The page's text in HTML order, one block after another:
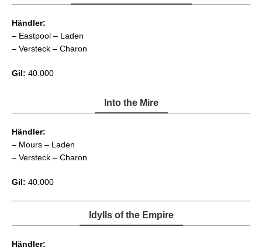
Händler:
– Eastpool – Laden
– Versteck – Charon
Gil: 40.000
Into the Mire
Händler:
– Mours – Laden
– Versteck – Charon
Gil: 40.000
Idylls of the Empire
Händler: